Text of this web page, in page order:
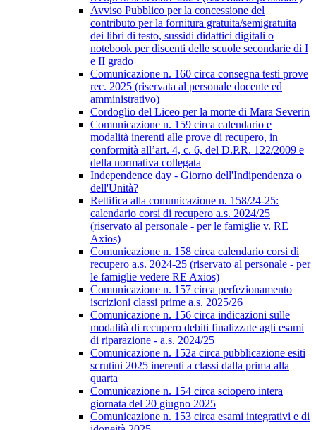
Avviso Pubblico per la concessione del
contributo per la fornitura gratuita/semigratuita
dei libri di testo, sussidi didattici digitali o
notebook per discenti delle scuole secondarie di I
e II grado
Comunicazione n. 160 circa consegna testi prove
rec. 2025 (riservata al personale docente ed
amministrativo)
Cordoglio del Liceo per la morte di Mara Severin
Comunicazione n. 159 circa calendario e
modalità inerenti alle prove di recupero, in
conformità all’art. 4, c. 6, del D.P.R. 122/2009 e
della normativa collegata
Independence day - Giorno dell'Indipendenza o
dell'Unità?
Rettifica alla comunicazione n. 158/24-25:
calendario corsi di recupero a.s. 2024/25
(riservato al personale - per le famiglie v. RE
Axios)
Comunicazione n. 158 circa calendario corsi di
recupero a.s. 2024-25 (riservato al personale - per
le famiglie vedere RE Axios)
Comunicazione n. 157 circa perfezionamento
iscrizioni classi prime a.s. 2025/26
Comunicazione n. 156 circa indicazioni sulle
modalità di recupero debiti finalizzate agli esami
di riparazione - a.s. 2024/25
Comunicazione n. 152a circa pubblicazione esiti
scrutini 2025 inerenti a classi dalla prima alla
quarta
Comunicazione n. 154 circa sciopero intera
giornata del 20 giugno 2025
Comunicazione n. 153 circa esami integrativi e di